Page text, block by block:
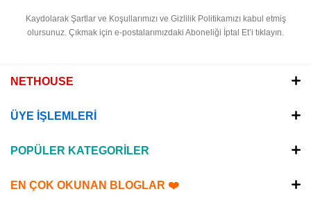
Kaydolarak Şartlar ve Koşullarımızı ve Gizlilik Politikamızı kabul etmiş
olursunuz. Çıkmak için e-postalarımızdaki Aboneliği İptal Et’i tıklayın.
NETHOUSE
ÜYE İŞLEMLERİ
POPÜLER KATEGORİLER
EN ÇOK OKUNAN BLOGLAR ❤️